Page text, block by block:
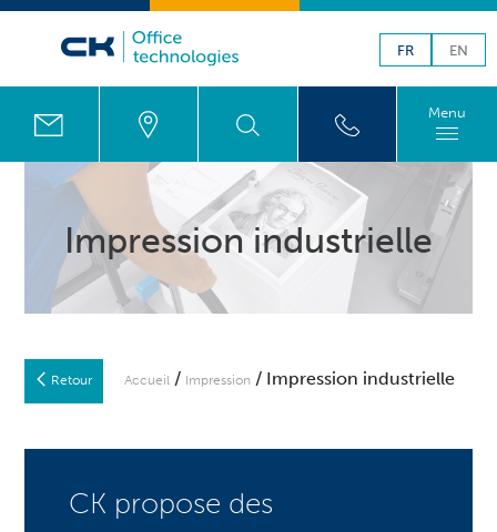
FR EN
Menu
Impression industrielle
Retour Accueil / Impression / Impression industrielle
CK propose des